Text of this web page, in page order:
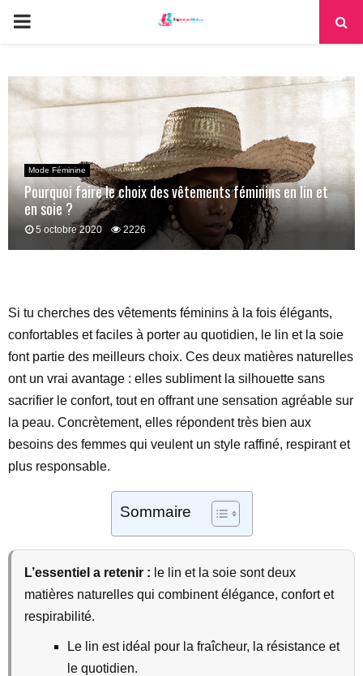
PRIMARY
Mode Féminine
Pourquoi faire le choix des vêtements féminins en lin et
en soie ?
5 octobre 2020 2226
Si tu cherches des vêtements féminins à la fois élégants,
confortables et faciles à porter au quotidien, le lin et la soie
font partie des meilleurs choix. Ces deux matières naturelles
ont un vrai avantage : elles subliment la silhouette sans
sacrifier le confort, tout en offrant une sensation agréable sur
la peau. Concrètement, elles répondent très bien aux
besoins des femmes qui veulent un style raffiné, respirant et
plus responsable.
Sommaire
L’essentiel a retenir : le lin et la soie sont deux
matières naturelles qui combinent élégance, confort et
respirabilité.
Le lin est idéal pour la fraîcheur, la résistance et
le quotidien.